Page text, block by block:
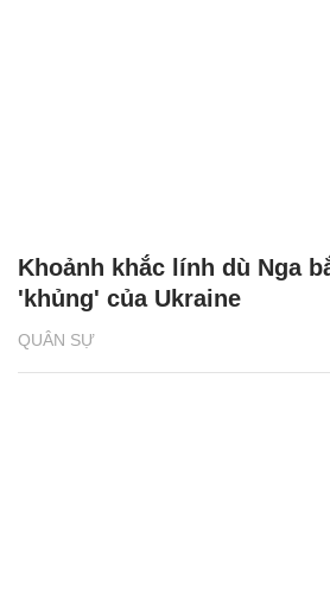
QUÂN SỰ
Khoảnh khắc lính dù Nga
'khủng' của Ukraine